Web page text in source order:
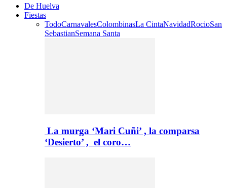
De Huelva
Fiestas
TodoCarnavalesColombinasLa CintaNavidadRocioSan
SebastianSemana Santa
La murga ‘Mari Cuñi’ , la comparsa
‘Desierto’ , el coro…